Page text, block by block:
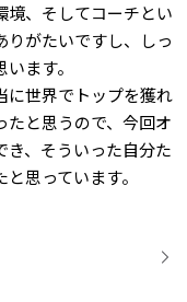
境、そしてコーチとい
りがたいですし、しっ
ます。
世界でトップを獲れ
たと思うので、今回オ
き、そういった自分た
思っています。